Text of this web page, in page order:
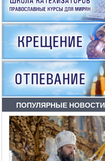
ПОПУЛЯРНЫЕ НОВОСТИ